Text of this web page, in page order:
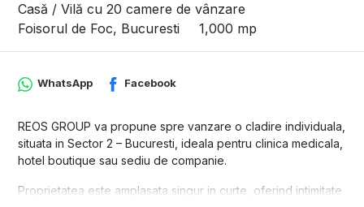
Casă / Vilă cu 20 camere de vânzare
Foisorul de Foc, Bucuresti
1,000 mp
WhatsApp Facebook
REOS GROUP va propune spre vanzare o cladire individuala,
situata in Sector 2 – Bucuresti, ideala pentru clinica medicala,
hotel boutique sau sediu de companie.
Proprietatea este amplasata singur in curte, oferind intimitate